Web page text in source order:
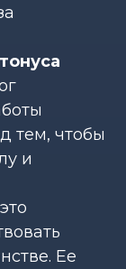
тем, чтобы
и
это
Ее